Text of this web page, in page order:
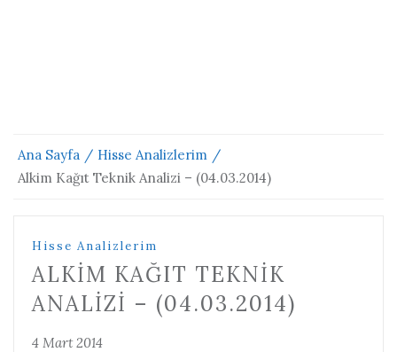
Ana Sayfa
Hisse Analizlerim
Alkim Kağıt Teknik Analizi – (04.03.2014)
Hisse Analizlerim
ALKIM KAĞIT TEKNIK
ANALIZI – (04.03.2014)
4 Mart 2014